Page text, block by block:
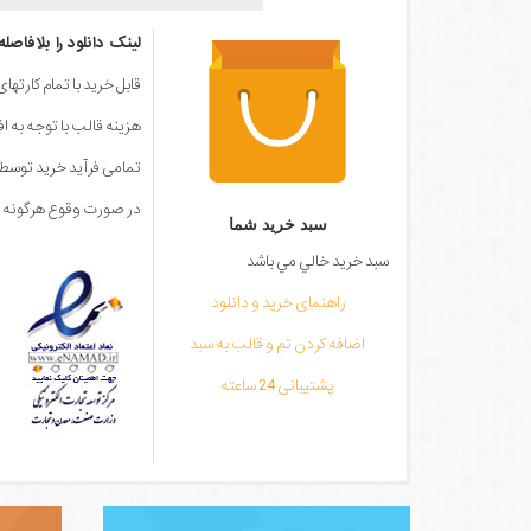
سبد خرید شما
سبد خرید خالي مي باشد
راهنمای خرید و دانلود
اضافه کردن تم و قالب به سبد
پشتیبانی 24 ساعته
لینک دانلود را
قابل خرید با تمام
هزینه قالب با توجه
تمامی فرآید خرید
در صورت وقوع هرگونه